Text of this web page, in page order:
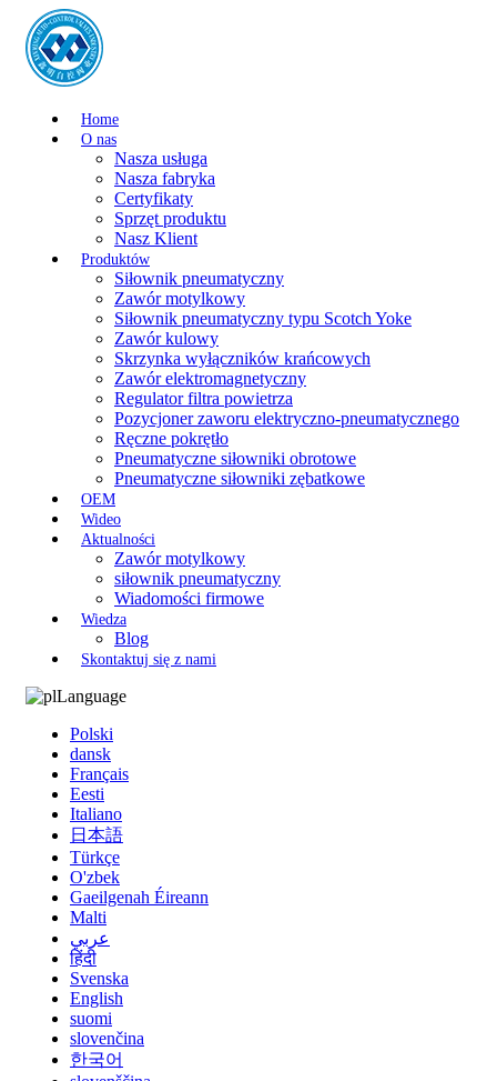
Home
O nas
Nasza usługa
Nasza fabryka
Certyfikaty
Sprzęt produktu
Nasz Klient
Produktów
Siłownik pneumatyczny
Zawór motylkowy
Siłownik pneumatyczny typu Scotch Yoke
Zawór kulowy
Skrzynka wyłączników krańcowych
Zawór elektromagnetyczny
Regulator filtra powietrza
Pozycjoner zaworu elektryczno-pneumatycznego
Ręczne pokrętło
Pneumatyczne siłowniki obrotowe
Pneumatyczne siłowniki zębatkowe
OEM
Wideo
Aktualności
Zawór motylkowy
siłownik pneumatyczny
Wiadomości firmowe
Wiedza
Blog
Skontaktuj się z nami
Language
Polski
dansk
Français
Eesti
Italiano
日本語
Türkçe
O'zbek
Gaeilgenah Éireann
Malti
عربي
हिंदी
Svenska
English
suomi
slovenčina
한국어